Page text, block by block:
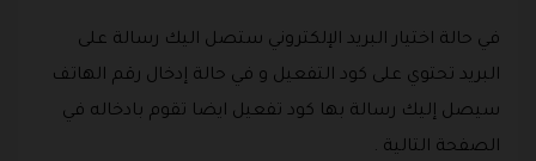
في حالة اختيار البريد الإلكتروني ستصل اليك رسالة على
البريد تحتوي على كود التفعيل و في حالة إدخال رقم الهاتف
سيصل إليك رسالة بها كود تفعيل ايضا تقوم بادخاله في
الصفحة التالية .